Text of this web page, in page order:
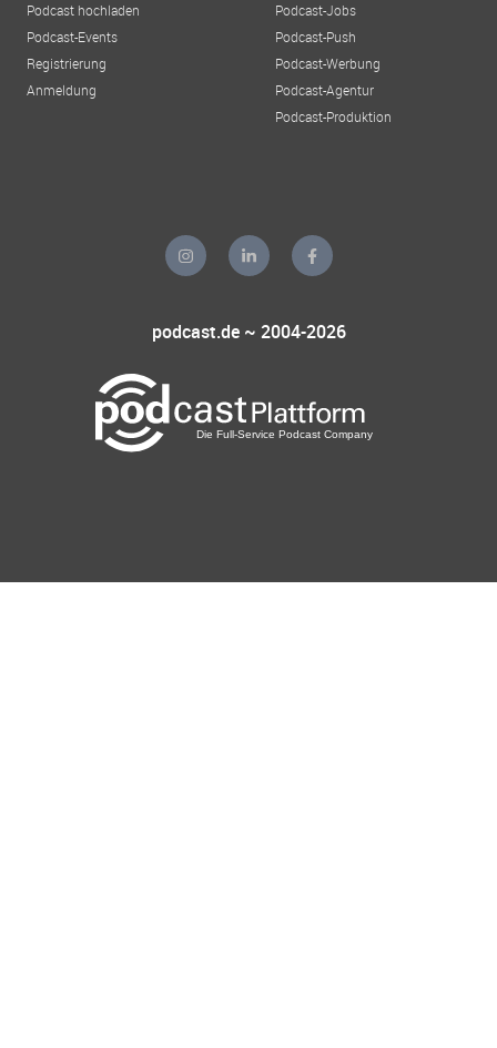
Podcast hochladen
Podcast-Events
Registrierung
Anmeldung
Podcast-Jobs
Podcast-Push
Podcast-Werbung
Podcast-Agentur
Podcast-Produktion
podcast.de ~ 2004-2026